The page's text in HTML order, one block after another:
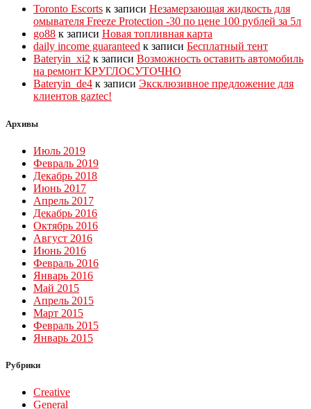
Toronto Escorts к записи Незамерзающая жидкость для
омывателя Freeze Protection -30 по цене 100 рублей за 5л
g​o8​8 к записи Новая топливная карта
daily income guaranteed к записи Бесплатный тент
Bateryin_xi2 к записи Возможность оставить автомобиль
на ремонт КРУГЛОСУТОЧНО
Bateryin_de4 к записи Эксклюзивное предложение для
клиентов gaztec!
Архивы
Июль 2019
Февраль 2019
Декабрь 2018
Июнь 2017
Апрель 2017
Декабрь 2016
Октябрь 2016
Август 2016
Июнь 2016
Февраль 2016
Январь 2016
Май 2015
Апрель 2015
Март 2015
Февраль 2015
Январь 2015
Рубрики
Creative
General